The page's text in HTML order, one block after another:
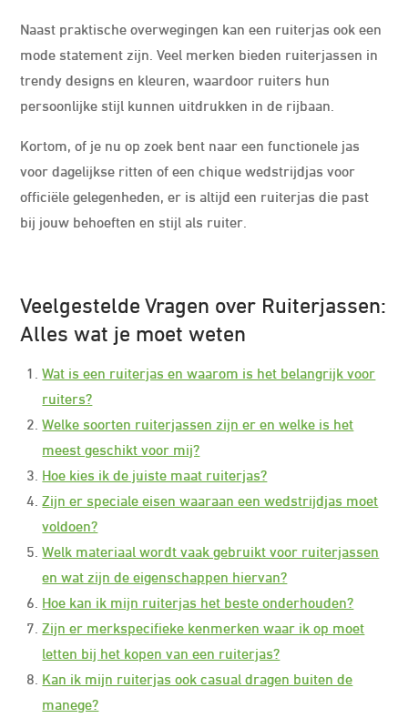
Naast praktische overwegingen kan een ruiterjas ook een
mode statement zijn. Veel merken bieden ruiterjassen in
trendy designs en kleuren, waardoor ruiters hun
persoonlijke stijl kunnen uitdrukken in de rijbaan.
Kortom, of je nu op zoek bent naar een functionele jas
voor dagelijkse ritten of een chique wedstrijdjas voor
officiële gelegenheden, er is altijd een ruiterjas die past
bij jouw behoeften en stijl als ruiter.
Veelgestelde Vragen over Ruiterjassen:
Alles wat je moet weten
Wat is een ruiterjas en waarom is het belangrijk voor
ruiters?
Welke soorten ruiterjassen zijn er en welke is het
meest geschikt voor mij?
Hoe kies ik de juiste maat ruiterjas?
Zijn er speciale eisen waaraan een wedstrijdjas moet
voldoen?
Welk materiaal wordt vaak gebruikt voor ruiterjassen
en wat zijn de eigenschappen hiervan?
Hoe kan ik mijn ruiterjas het beste onderhouden?
Zijn er merkspecifieke kenmerken waar ik op moet
letten bij het kopen van een ruiterjas?
Kan ik mijn ruiterjas ook casual dragen buiten de
manege?